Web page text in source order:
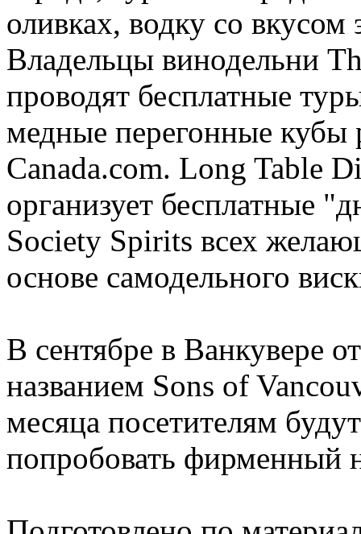
оливках, водку со
Владельцы винодельни
проводят бесплатные
медные перегонные кубы
Canada.com. Long Table
организует бесплатные
Society Spirits всех
основе самодельного
В сентябре в Ванкувере
названием Sons of
месяца посетителям
попробовать фирменный